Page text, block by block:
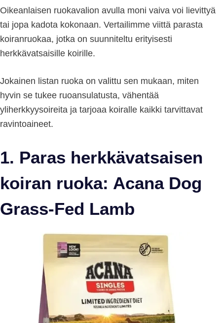
Oikeanlaisen ruokavalion avulla moni vaiva voi lievittyä
tai jopa kadota kokonaan. Vertailimme viittä parasta
koiranruokaa, jotka on suunniteltu erityisesti
herkkävatsaisille koirille.
Jokainen listan ruoka on valittu sen mukaan, miten
hyvin se tukee ruoansulatusta, vähentää
yliherkkyysoireita ja tarjoaa koiralle kaikki tarvittavat
ravintoaineet.
1. Paras herkkävatsaisen
koiran ruoka: Acana Dog
Grass-Fed Lamb